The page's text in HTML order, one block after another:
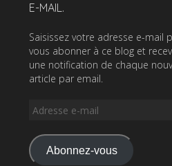
E-MAIL.
Saisissez votre adresse e-mail
vous abonner à ce blog et
une notification de chaque
article par email.
Adresse
mail
Abonnez-vous